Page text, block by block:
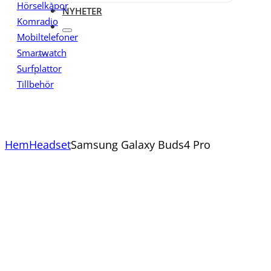
NYHETER
Hörselkåpor
Komradio
Mobiltelefoner
Smartwatch
Surfplattor
Tillbehör
HemHeadsetSamsung Galaxy Buds4 Pro